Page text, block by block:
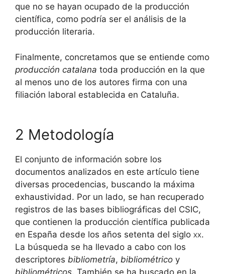
que no se hayan ocupado de la producción
científica, como podría ser el análisis de la
producción literaria.
Finalmente, concretamos que se entiende como
producción catalana toda producción en la que
al menos uno de los autores firma con una
filiación laboral establecida en Cataluña.
2 Metodología
El conjunto de información sobre los
documentos analizados en este artículo tiene
diversas procedencias, buscando la máxima
exhaustividad. Por un lado, se han recuperado
registros de las bases bibliográficas del CSIC,
que contienen la producción científica publicada
en España desde los años setenta del siglo xx.
La búsqueda se ha llevado a cabo con los
descriptores bibliometría, bibliométrico y